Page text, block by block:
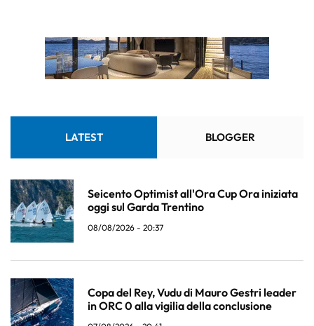
LATEST BLOGGER
Seicento Optimist all'Ora Cup Ora iniziata
oggi sul Garda Trentino
08/08/2026 - 20:37
Copa del Rey, Vudu di Mauro Gestri leader
in ORC 0 alla vigilia della conclusione